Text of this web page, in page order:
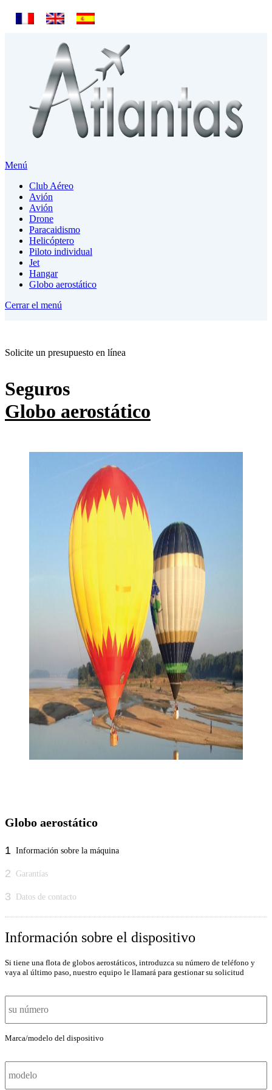
Menú
Club Aéreo
Avión
Avión
Drone
Paracaidismo
Helicóptero
Piloto individual
Jet
Hangar
Globo aerostático
Cerrar el menú
Solicite un presupuesto en línea
Seguros
Globo aerostático
Globo aerostático
1 Información sobre la máquina
2 Garantías
3 Datos de contacto
Información sobre el dispositivo
F
l
a
d
e
l
o
Si tiene una flota de globos aerostáticos, introduzca su número de teléfono y
vaya al último paso, nuestro equipo le llamará para gestionar su solicitud
M
r
c
a
Marca/modelo del dispositivo